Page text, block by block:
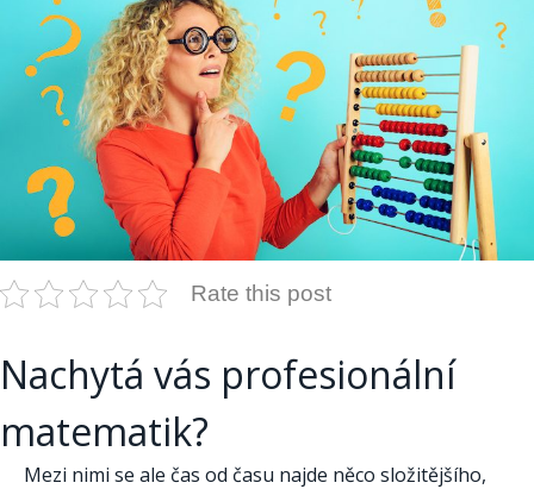
Rate this post
Nachytá vás profesionální
matematik?
Mezi nimi se ale čas od času najde něco složitějšího,